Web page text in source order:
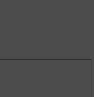
projektu: OMS
Levárskeho Zákazník:
realizácie: 3 mesiace
mesta San
budovania chytrej
a optimalizácia